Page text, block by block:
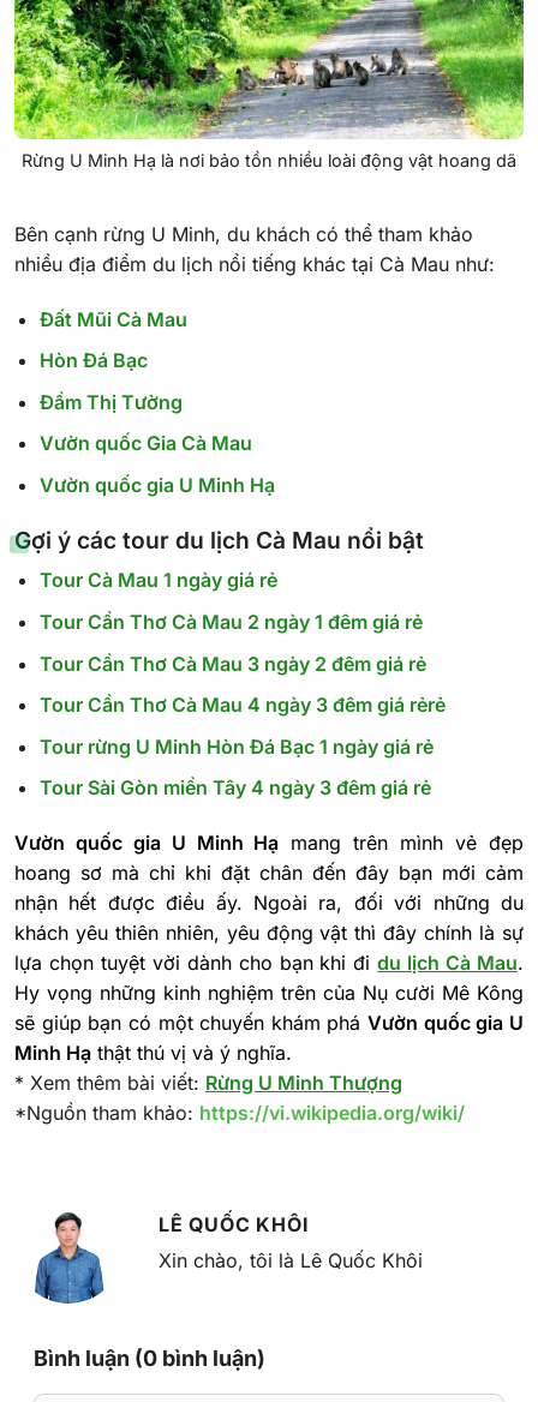
Rừng U Minh Hạ là nơi bảo tồn nhiều loài động vật hoang dã
Bên cạnh rừng U Minh, du khách có thể tham khảo
nhiều địa điểm du lịch nổi tiếng khác tại Cà Mau như:
Đất Mũi Cà Mau
Hòn Đá Bạc
Đầm Thị Tường
Vườn quốc Gia Cà Mau
Vườn quốc gia U Minh Hạ
Gợi ý các tour du lịch Cà Mau nổi bật
Tour Cà Mau 1 ngày giá rẻ
Tour Cần Thơ Cà Mau 2 ngày 1 đêm giá rẻ
Tour Cần Thơ Cà Mau 3 ngày 2 đêm giá rẻ
Tour Cần Thơ Cà Mau 4 ngày 3 đêm giá rẻrẻ
Tour rừng U Minh Hòn Đá Bạc 1 ngày giá rẻ
Tour Sài Gòn miền Tây 4 ngày 3 đêm giá rẻ
Vườn quốc gia U Minh Hạ mang trên mình vẻ đẹp
hoang sơ mà chỉ khi đặt chân đến đây bạn mới cảm
nhận hết được điều ấy. Ngoài ra, đối với những du
khách yêu thiên nhiên, yêu động vật thì đây chính là sự
lựa chọn tuyệt vời dành cho bạn khi đidu lịch Cà Mau.
Hy vọng những kinh nghiệm trên của Nụ cười Mê Kông
sẽ giúp bạn có một chuyến khám pháVườn quốc gia U
Minh Hạ thật thú vị và ý nghĩa.
* Xem thêm bài viết: Rừng U Minh Thượng
*Nguồn tham khảo: https://vi.wikipedia.org/wiki/
LÊ QUỐC KHÔI
Xin chào, tôi là Lê Quốc Khôi
Bình luận (0 bình luận)